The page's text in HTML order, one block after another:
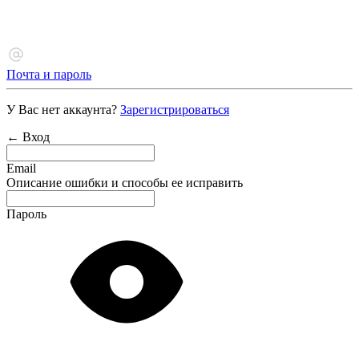
Почта и пароль
У Вас нет аккаунта? Зарегистрироваться
← Вход
Email
Описание ошибки и способы ее исправить
Пароль